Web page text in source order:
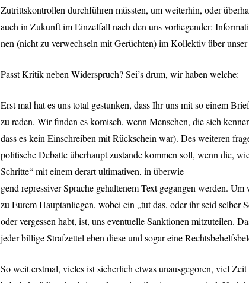
Zutrittskontrollen durchführen müssten, um weiterhin, oder
auch in Zukunft im Einzelfall nach den uns vorliegender:
nen (nicht zu verwechseln mit Gerüchten) im Kollektiv über
Passt Kritik neben Widerspruch? Sei’s drum, wir haben welche:
Erst mal hat es uns total gestunken, dass Ihr uns mit so einem
zu reden. Wir finden es komisch, wenn Menschen, die sich
dass es kein Einschreiben mit Rückschein war). Des weiteren
politische Debatte überhaupt zustande kommen soll, wenn die,
Schritte“ mit einem derart ultimativen, in überwie-
gend repressiver Sprache gehaltenem Text gegangen werden.
zu Eurem Hauptanliegen, wobei ein „tut das, oder ihr seid selber
oder vergessen habt, ist, uns eventuelle Sanktionen mitzuteilen.
jeder billige Strafzettel eben diese und sogar eine
So weit erstmal, vieles ist sicherlich etwas unausgegoren, viel